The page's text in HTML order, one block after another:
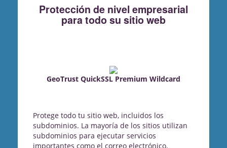
Protección de nivel empresarial
para todo su sitio web
GeoTrust QuickSSL Premium Wildcard
Protege todo tu sitio web, incluidos los
subdominios. La mayoría de los sitios utilizan
subdominios para ejecutar servicios
importantes como el correo electrónico.